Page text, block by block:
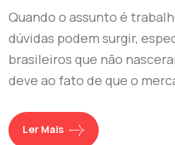
Quando o assunto é
dúvidas podem surgir,
brasileiros que não
deve ao fato de que o
Ler Mais